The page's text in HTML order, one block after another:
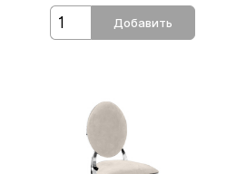
Добавить